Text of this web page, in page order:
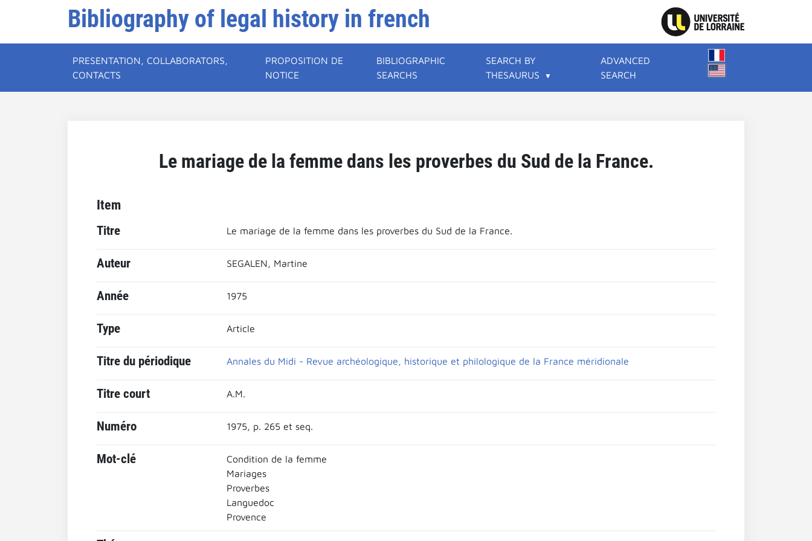
Bibliography of legal history in french
PRESENTATION, COLLABORATORS,
CONTACTS
PROPOSITION DE
NOTICE
BIBLIOGRAPHIC
SEARCHS
SEARCH BY
THESAURUS
ADVANCED
SEARCH
Le mariage de la femme dans les proverbes du Sud de la France.
Item
Titre Le mariage de la femme dans les proverbes du Sud de la France.
Auteur SEGALEN, Martine
Année 1975
Type Article
Titre du périodique Annales du Midi - Revue archéologique, historique et philologique de la France méridionale
Titre court A.M.
Numéro 1975, p. 265 et seq.
Mot-clé
Condition de la femme
Mariages
Proverbes
Languedoc
Provence